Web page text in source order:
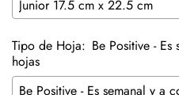
Tipo de Hoja: Be Positive -
hojas